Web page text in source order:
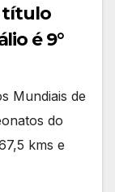
título
é 9°
Mundiais de
do
kms e